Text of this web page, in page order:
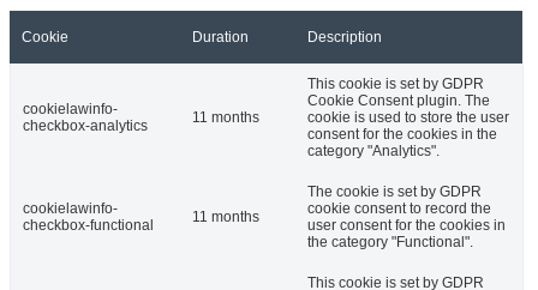
Cookie Duration Description
cookielawinfo-
checkbox-analytics
11 months
This cookie is set by GDPR
Cookie Consent plugin. The
cookie is used to store the user
consent for the cookies in the
category "Analytics".
cookielawinfo-
checkbox-functional
11 months
The cookie is set by GDPR
cookie consent to record the
user consent for the cookies in
the category "Functional".
This cookie is set by GDPR